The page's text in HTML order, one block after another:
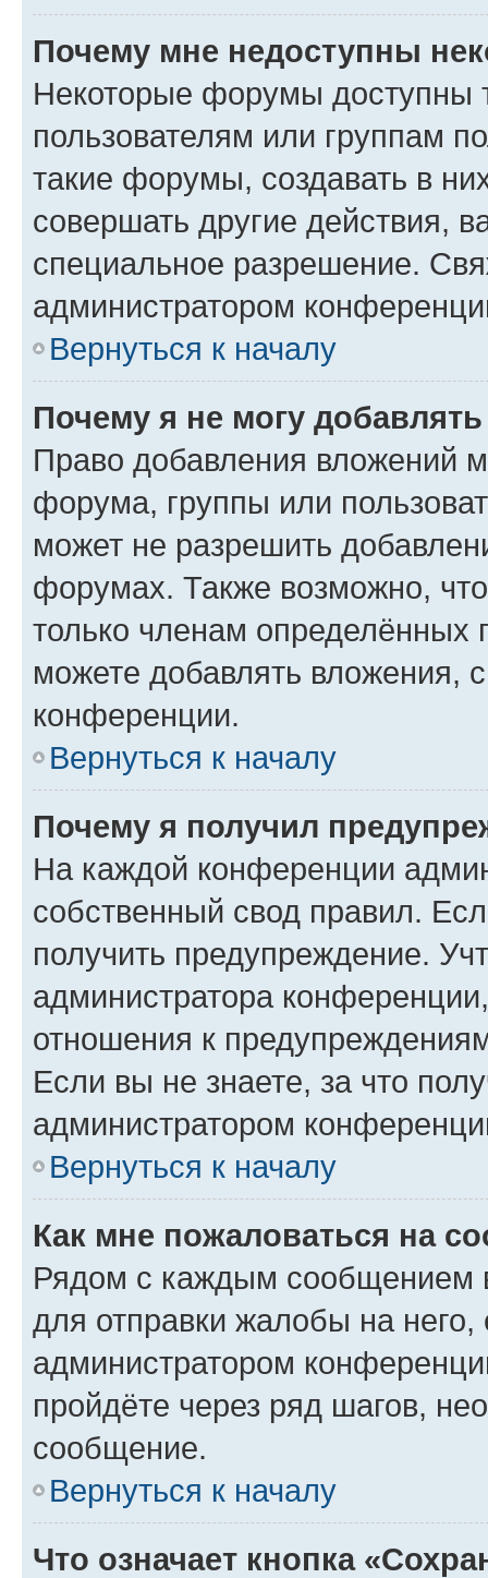
Почему мне недоступны
Некоторые форумы доступны
пользователям или группам
такие форумы, создавать в
совершать другие действия,
специальное разрешение.
администратором
Вернуться к началу
Почему я не могу
Право добавления вложений
форума, группы или
может не разрешить
форумах. Также возможно,
только членам определённых
можете добавлять вложения,
конференции.
Вернуться к началу
Почему я получил
На каждой конференции
собственный свод правил.
получить предупреждение.
администратора
отношения к
Если вы не знаете, за что
администратором
Вернуться к началу
Как мне пожаловаться на
Рядом с каждым сообщением
для отправки жалобы на
администратором
пройдёте через ряд шагов,
сообщение.
Вернуться к началу
Что означает кнопка